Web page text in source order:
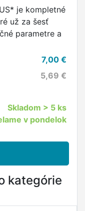
je kompletné
už za šesť
parametre a
7,00 €
5,69 €
Skladom > 5 ks
v pondelok
kategórie